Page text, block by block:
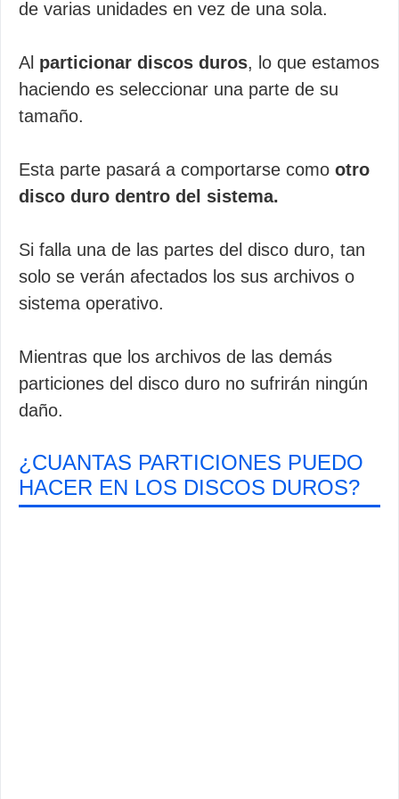
de varias unidades en vez de una sola.
Al particionar discos duros, lo que estamos
haciendo es seleccionar una parte de su
tamaño.
Esta parte pasará a comportarse como otro
disco duro dentro del sistema.
Si falla una de las partes del disco duro, tan
solo se verán afectados los sus archivos o
sistema operativo.
Mientras que los archivos de las demás
particiones del disco duro no sufrirán ningún
daño.
¿CUANTAS PARTICIONES PUEDO
HACER EN LOS DISCOS DUROS?